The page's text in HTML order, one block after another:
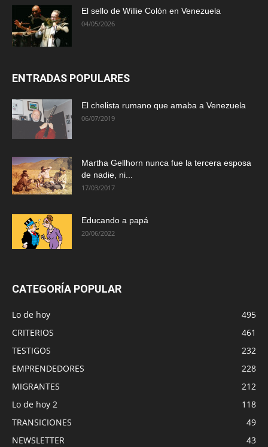
El sello de Willie Colón en Venezuela
04/05/2026
ENTRADAS POPULARES
El chelista rumano que amaba a Venezuela
06/07/2019
Martha Gellhorn nunca fue la tercera esposa
de nadie, ni...
17/03/2017
Educando a papá
20/06/2022
CATEGORÍA POPULAR
Lo de hoy
495
CRITERIOS
461
TESTIGOS
232
EMPRENDEDORES
228
MIGRANTES
212
Lo de hoy 2
118
TRANSICIONES
49
NEWSLETTER
43